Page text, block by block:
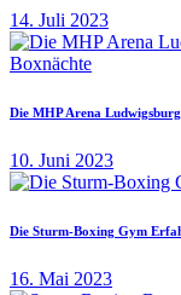
14. Juli 2023
Die MHP Arena
10. Juni 2023
Die Sturm-Boxing Gym
16. Mai 2023